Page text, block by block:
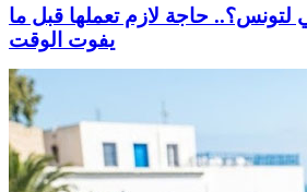
لتونس؟.. حاجة لازم تعملها قبل ما
يفوت الوقت